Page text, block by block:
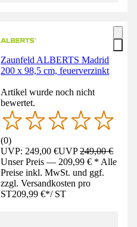
Zaunfeld ALBERTS Madrid
200 x 98,5 cm, feuerverzinkt
Artikel wurde noch nicht
bewertet.
(0)
UVP: 249,00 €UVP249,00 €
Unser Preis — 209,99 € * Alle
Preise inkl. MwSt. und ggf.
zzgl. Versandkosten pro
ST209,99 €*/ ST